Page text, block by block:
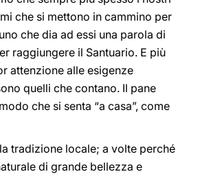
che si mettono in cammino per
che dia ad essi una parola di
raggiungere il Santuario. E più
attenzione alle esigenze
quelli che contano. Il pane
che si senta “a casa”, come
tradizione locale; a volte perché
di grande bellezza e